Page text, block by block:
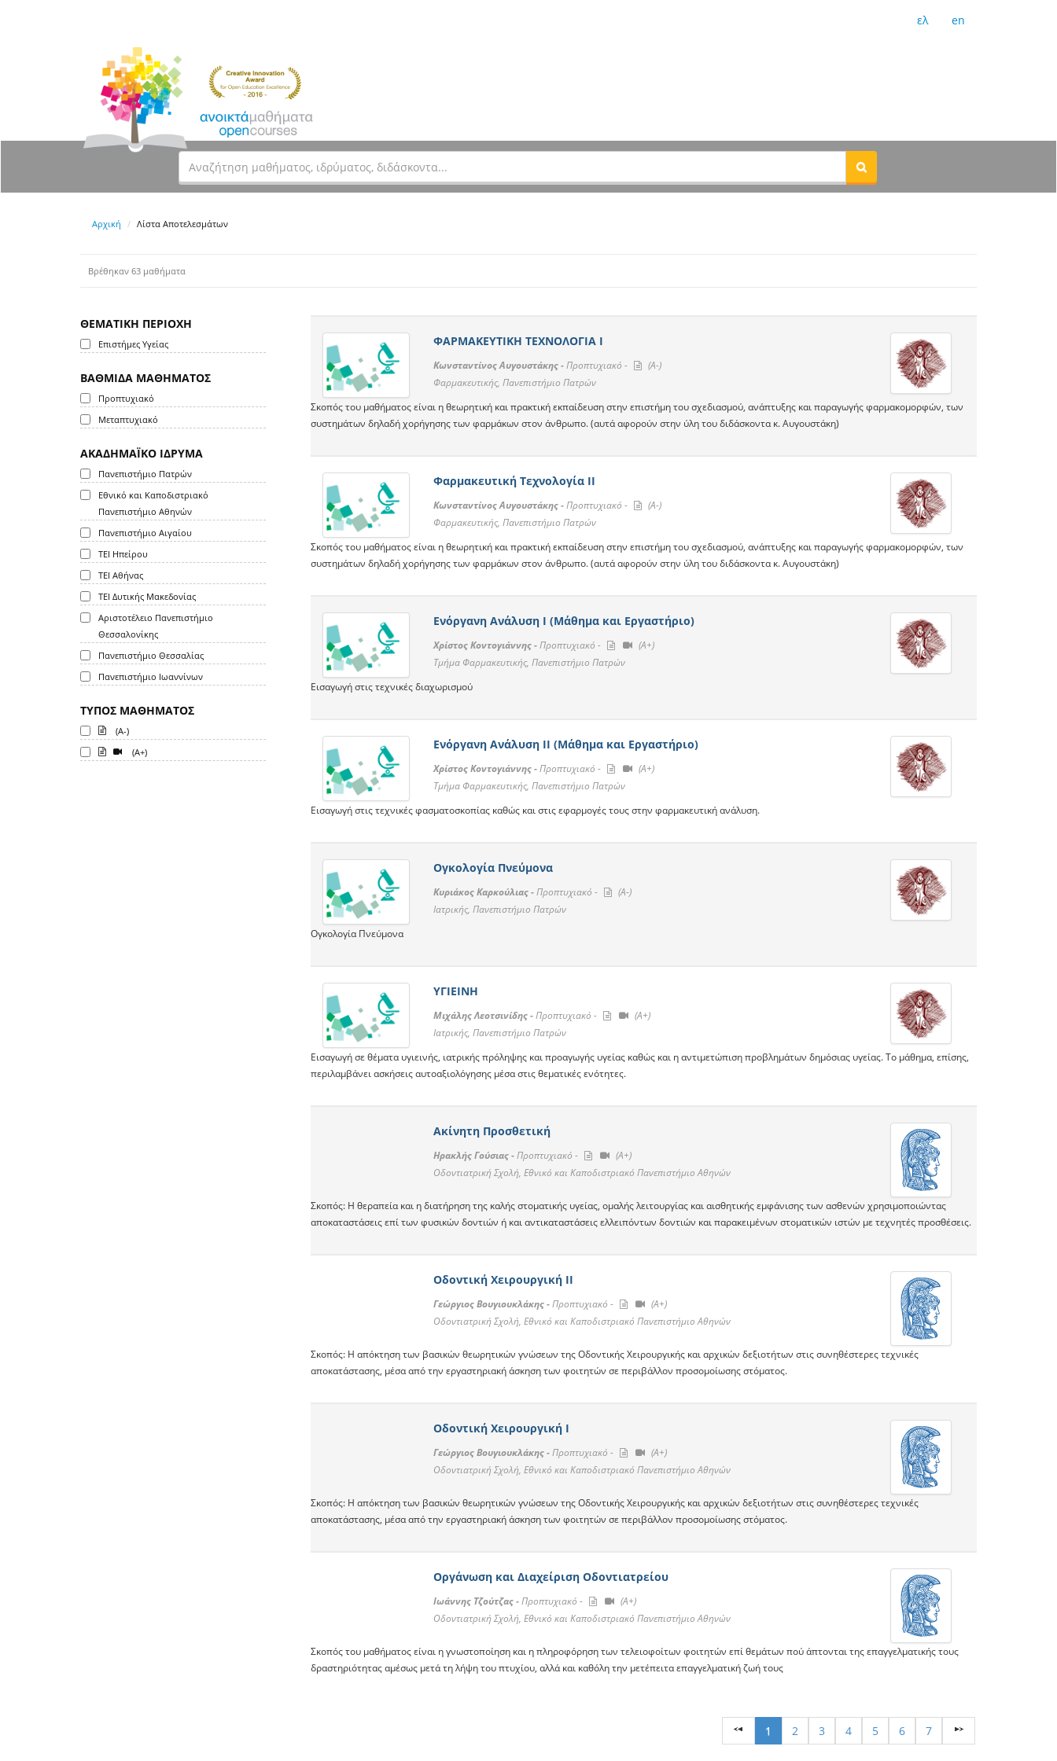
ελ en
Αρχική Λίστα Αποτελεσμάτων
Βρέθηκαν 63 μαθήματα
ΘΕΜΑΤΙΚΗ ΠΕΡΙΟΧΗ
Επιστήμες Υγείας
ΒΑΘΜΙΔΑ ΜΑΘΗΜΑΤΟΣ
Προπτυχιακό
Μεταπτυχιακό
ΑΚΑΔΗΜΑΪΚΟ ΙΔΡΥΜΑ
Πανεπιστήμιο Πατρών
Εθνικό και Καποδιστριακό
Πανεπιστήμιο Αθηνών
Πανεπιστήμιο Αιγαίου
ΤΕΙ Ηπείρου
ΤΕΙ Αθήνας
ΤΕΙ Δυτικής Μακεδονίας
Αριστοτέλειο Πανεπιστήμιο
Θεσσαλονίκης
Πανεπιστήμιο Θεσσαλίας
Πανεπιστήμιο Ιωαννίνων
ΤΥΠΟΣ ΜΑΘΗΜΑΤΟΣ
(A-)
(A+)
ΦΑΡΜΑΚΕΥΤΙΚΗ ΤΕΧΝΟΛΟΓΙΑ Ι
Κωνσταντίνος Αυγουστάκης -Προπτυχιακό -
(A-)
Φαρμακευτικής, Πανεπιστήμιο Πατρών
Σκοπός του μαθήματος είναι η θεωρητική και πρακτική εκπαίδευση στην επιστήμη του σχεδιασμού, ανάπτυξης και παραγωγής φαρμακομορφών, των
συστημάτων δηλαδή χορήγησης των φαρμάκων στον άνθρωπο. (αυτά αφορούν στην ύλη του διδάσκοντα κ. Αυγουστάκη)
Φαρμακευτική Τεχνολογία ΙΙ
Κωνσταντίνος Αυγουστάκης -Προπτυχιακό -
(A-)
Φαρμακευτικής, Πανεπιστήμιο Πατρών
Σκοπός του μαθήματος είναι η θεωρητική και πρακτική εκπαίδευση στην επιστήμη του σχεδιασμού, ανάπτυξης και παραγωγής φαρμακομορφών, των
συστημάτων δηλαδή χορήγησης των φαρμάκων στον άνθρωπο. (αυτά αφορούν στην ύλη του διδάσκοντα κ. Αυγουστάκη)
Ενόργανη Ανάλυση Ι (Μάθημα και Εργαστήριο)
Χρίστος Κοντογιάννης -Προπτυχιακό -
(A+)
Τμήμα Φαρμακευτικής, Πανεπιστήμιο Πατρών
Εισαγωγή στις τεχνικές διαχωρισμού
Ενόργανη Ανάλυση ΙΙ (Μάθημα και Εργαστήριο)
Χρίστος Κοντογιάννης -Προπτυχιακό -
(A+)
Τμήμα Φαρμακευτικής, Πανεπιστήμιο Πατρών
Εισαγωγή στις τεχνικές φασματοσκοπίας καθώς και στις εφαρμογές τους στην φαρμακευτική ανάλυση.
Ογκολογία Πνεύμονα
Κυριάκος Καρκούλιας -Προπτυχιακό -
(A-)
Ιατρικής, Πανεπιστήμιο Πατρών
Ογκολογία Πνεύμονα
ΥΓΙΕΙΝΗ
Μιχάλης Λεοτσινίδης -Προπτυχιακό -
(A+)
Ιατρικής, Πανεπιστήμιο Πατρών
Εισαγωγή σε θέματα υγιεινής, ιατρικής πρόληψης και προαγωγής υγείας καθώς και η αντιμετώπιση προβλημάτων δημόσιας υγείας. Tο μάθημα, επίσης,
περιλαμβάνει ασκήσεις αυτοαξιολόγησης μέσα στις θεματικές ενότητες.
Ακίνητη Προσθετική
Ηρακλής Γούσιας -Προπτυχιακό -
(A+)
Οδοντιατρική Σχολή, Εθνικό και Καποδιστριακό Πανεπιστήμιο Αθηνών
Σκοπός: Η θεραπεία και η διατήρηση της καλής στοματικής υγείας, ομαλής λειτουργίας και αισθητικής εμφάνισης των ασθενών χρησιμοποιώντας
αποκαταστάσεις επί των φυσικών δοντιών ή και αντικαταστάσεις ελλειπόντων δοντιών και παρακειμένων στοματικών ιστών με τεχνητές προσθέσεις.
Οδοντική Χειρουργική II
Γεώργιος Βουγιουκλάκης -Προπτυχιακό -
(A+)
Οδοντιατρική Σχολή, Εθνικό και Καποδιστριακό Πανεπιστήμιο Αθηνών
Σκοπός: Η απόκτηση των βασικών θεωρητικών γνώσεων της Οδοντικής Χειρουργικής και αρχικών δεξιοτήτων στις συνηθέστερες τεχνικές
αποκατάστασης, μέσα από την εργαστηριακή άσκηση των φοιτητών σε περιβάλλον προσομοίωσης στόματος.
Οδοντική Χειρουργική Ι
Γεώργιος Βουγιουκλάκης -Προπτυχιακό -
(A+)
Οδοντιατρική Σχολή, Εθνικό και Καποδιστριακό Πανεπιστήμιο Αθηνών
Σκοπός: Η απόκτηση των βασικών θεωρητικών γνώσεων της Οδοντικής Χειρουργικής και αρχικών δεξιοτήτων στις συνηθέστερες τεχνικές
αποκατάστασης, μέσα από την εργαστηριακή άσκηση των φοιτητών σε περιβάλλον προσομοίωσης στόματος.
Οργάνωση και Διαχείριση Οδοντιατρείου
Ιωάννης Τζούτζας -Προπτυχιακό -
(A+)
Οδοντιατρική Σχολή, Εθνικό και Καποδιστριακό Πανεπιστήμιο Αθηνών
Σκοπός του μαθήματος είναι η γνωστοποίηση και η πληροφόρηση των τελειοφοίτων φοιτητών επί θεμάτων πού άπτονται της επαγγελματικής τους
δραστηριότητας αμέσως μετά τη λήψη του πτυχίου, αλλά και καθόλη την μετέπειτα επαγγελματική ζωή τους
1 2 3 4 5 6 7